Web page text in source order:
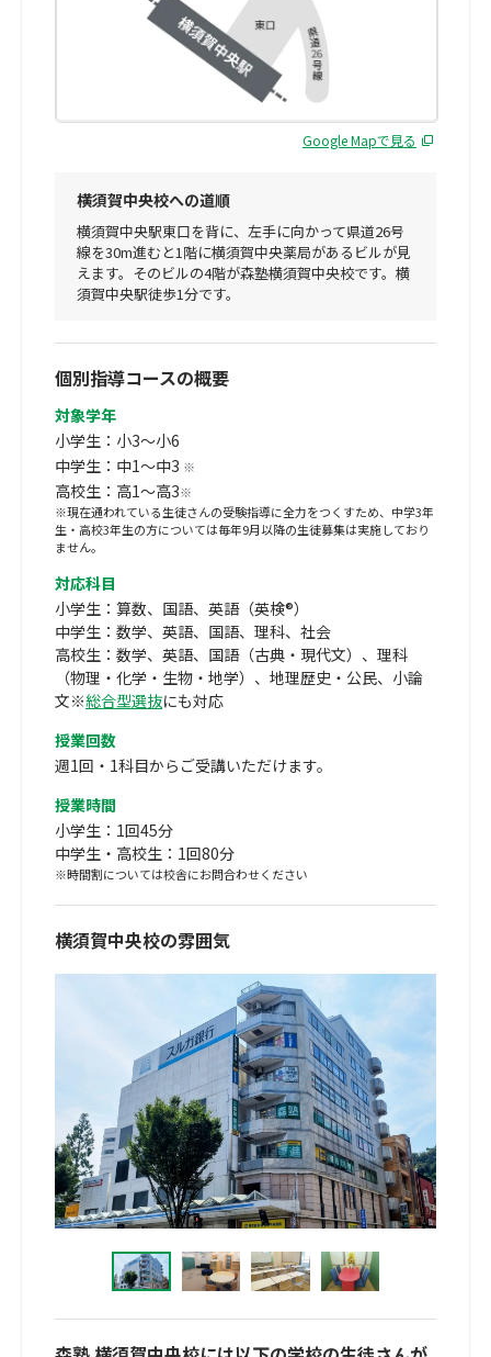
個別指導コースの概要
対象学年
小学生：小3～小6
中学生：中1～中3 ※
高校生：高1～高3※
※現在通われている生徒さんの受験指導に全力をつくすため、中学3年
生・高校3年生の方については毎年9月以降の生徒募集は実施しており
ません。
対応科目
小学生：算数、国語、英語（英検®）
中学生：数学、英語、国語、理科、社会
高校生：数学、英語、国語（古典・現代文）、理科
（物理・化学・生物・地学）、地理歴史・公民、小論
文※総合型選抜にも対応
授業回数
週1回・1科目からご受講いただけます。
授業時間
小学生：1回45分
中学生・高校生：1回80分
※時間割については校舎にお問合わせください
横須賀中央校の雰囲気
Google Mapで見る
横須賀中央校への道順
横須賀中央駅東口を背に、左手に向かって県道26号
線を30m進むと1階に横須賀中央薬局があるビルが見
えます。そのビルの4階が森塾横須賀中央校です。横
須賀中央駅徒歩1分です。